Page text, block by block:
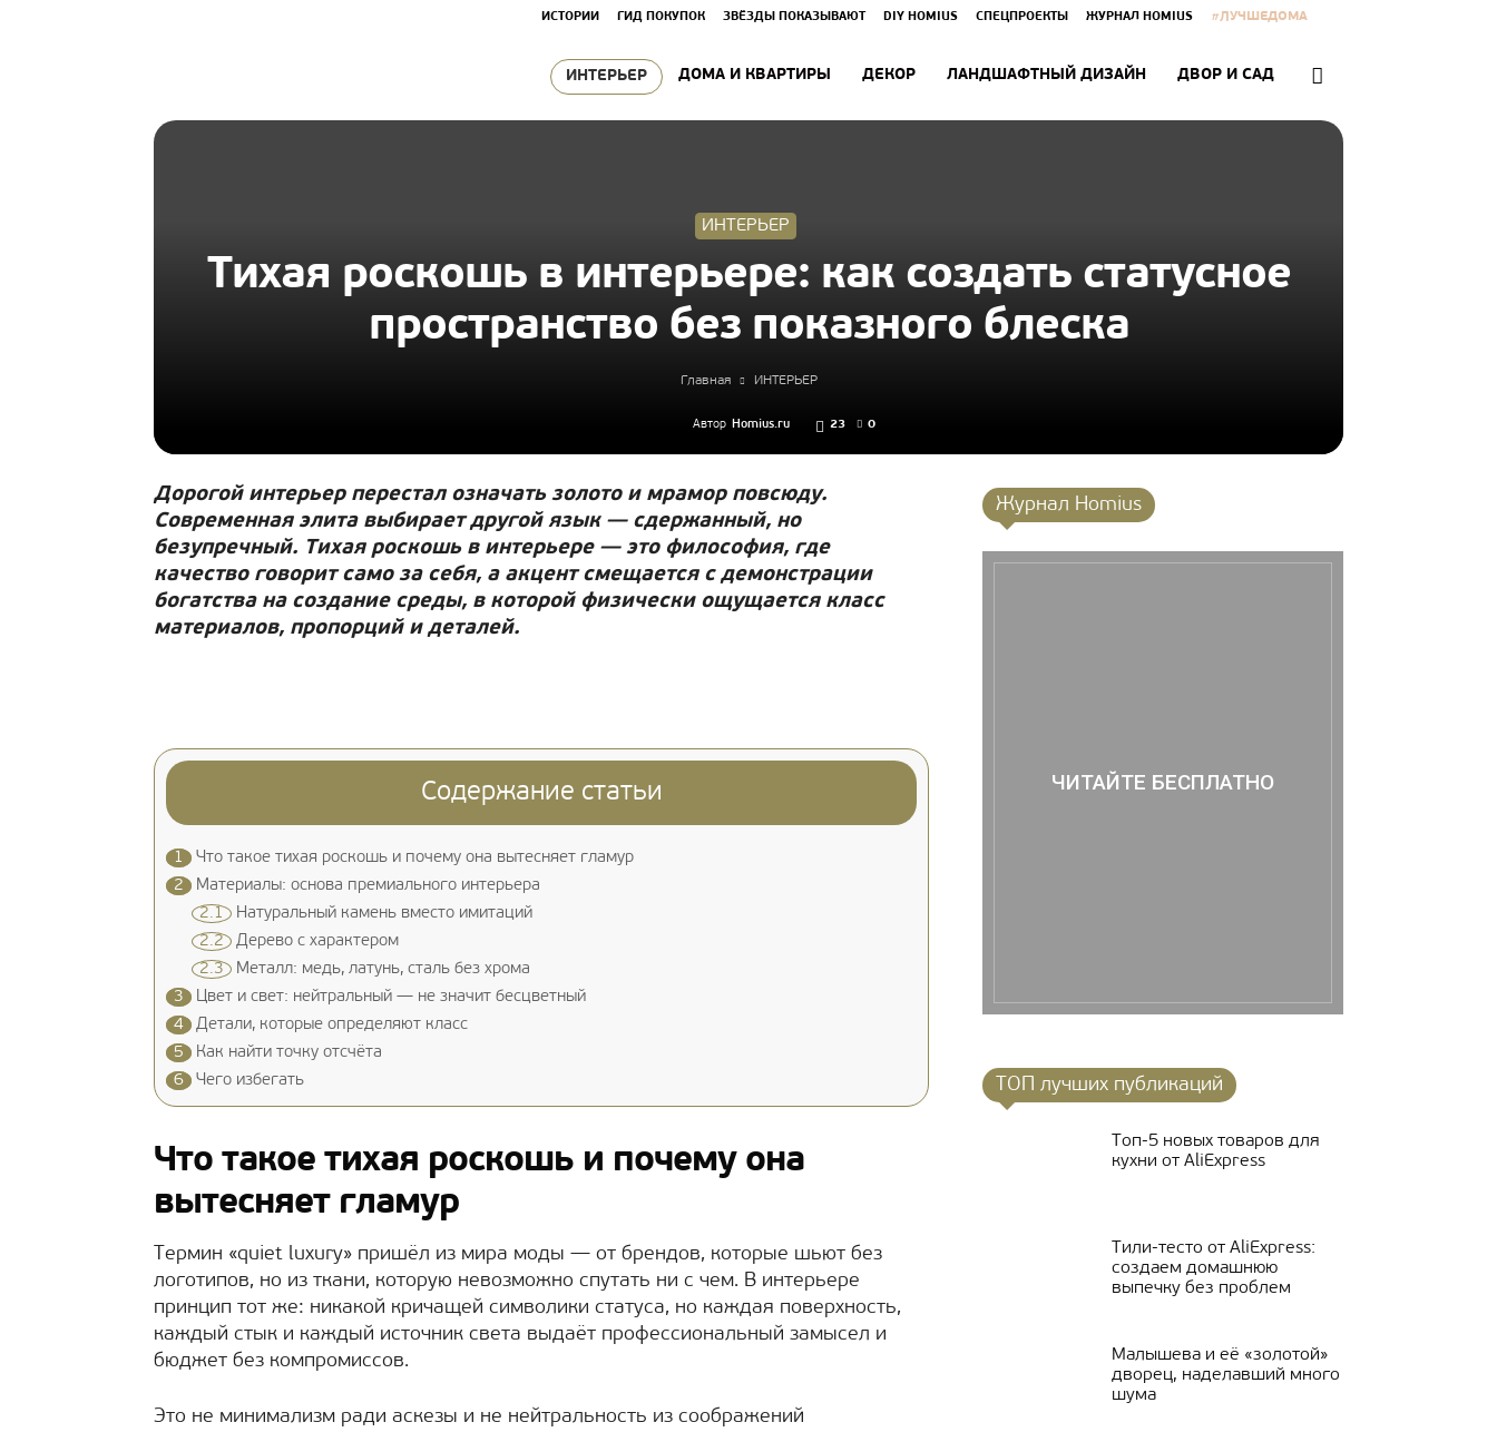
ИСТОРИИ ГИД ПОКУПОК ЗВЁЗДЫ ПОКАЗЫВАЮТ DIY HOMIUS СПЕЦПРОЕКТЫ ЖУРНАЛ HOMIUS #ЛУЧШЕДОМА
ИНТЕРЬЕР ДОМА И КВАРТИРЫ ДЕКОР ЛАНДШАФТНЫЙ ДИЗАЙН ДВОР И САД
ИНТЕРЬЕР
Тихая роскошь в интерьере: как создать статусное
пространство без показного блеска
Главная ИНТЕРЬЕР
Автор Homius.ru 23 0
Дорогой интерьер перестал означать золото и мрамор повсюду.
Современная элита выбирает другой язык — сдержанный, но
безупречный. Тихая роскошь в интерьере — это философия, где
качество говорит само за себя, а акцент смещается с демонстрации
богатства на создание среды, в которой физически ощущается класс
материалов, пропорций и деталей.
Содержание статьи
1
Что такое тихая роскошь и почему она вытесняет гламур
2
Материалы: основа премиального интерьера
2.1 Натуральный камень вместо имитаций
2.2 Дерево с характером
2.3 Металл: медь, латунь, сталь без хрома
3
Цвет и свет: нейтральный — не значит бесцветный
4
Детали, которые определяют класс
5
Как найти точку отсчёта
6
Чего избегать
Что такое тихая роскошь и почему она
вытесняет гламур
Термин «quiet luxury» пришёл из мира моды — от брендов, которые шьют без
логотипов, но из ткани, которую невозможно спутать ни с чем. В интерьере
принцип тот же: никакой кричащей символики статуса, но каждая поверхность,
каждый стык и каждый источник света выдаёт профессиональный замысел и
бюджет без компромиссов.
Это не минимализм ради аскезы и не нейтральность из соображений
Журнал Homius
ЧИТАЙТЕ БЕСПЛАТНО
ТОП лучших публикаций
Топ-5 новых товаров для
кухни от AliExpress
Тили-тесто от АliExpress:
создаем домашнюю
выпечку без проблем
Малышева и её «золотой»
дворец, наделавший много
шума